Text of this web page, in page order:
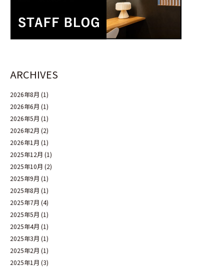
ARCHIVES
2026年8月 (1)
2026年6月 (1)
2026年5月 (1)
2026年2月 (2)
2026年1月 (1)
2025年12月 (1)
2025年10月 (2)
2025年9月 (1)
2025年8月 (1)
2025年7月 (4)
2025年5月 (1)
2025年4月 (1)
2025年3月 (1)
2025年2月 (1)
2025年1月 (3)